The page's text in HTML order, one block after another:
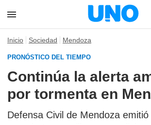
Inicio Sociedad Mendoza
PRONÓSTICO DEL TIEMPO
Continúa la alerta
por tormenta en
Defensa Civil de Mendoza